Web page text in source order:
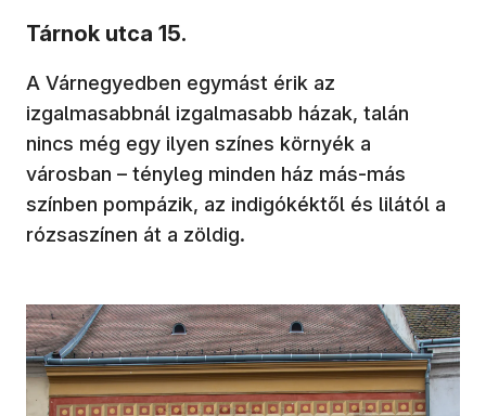
Tárnok utca 15.
A Várnegyedben egymást érik az
izgalmasabbnál izgalmasabb házak, talán
nincs még egy ilyen színes környék a
városban – tényleg minden ház más-más
színben pompázik, az indigókéktől és lilától a
rózsaszínen át a zöldig.